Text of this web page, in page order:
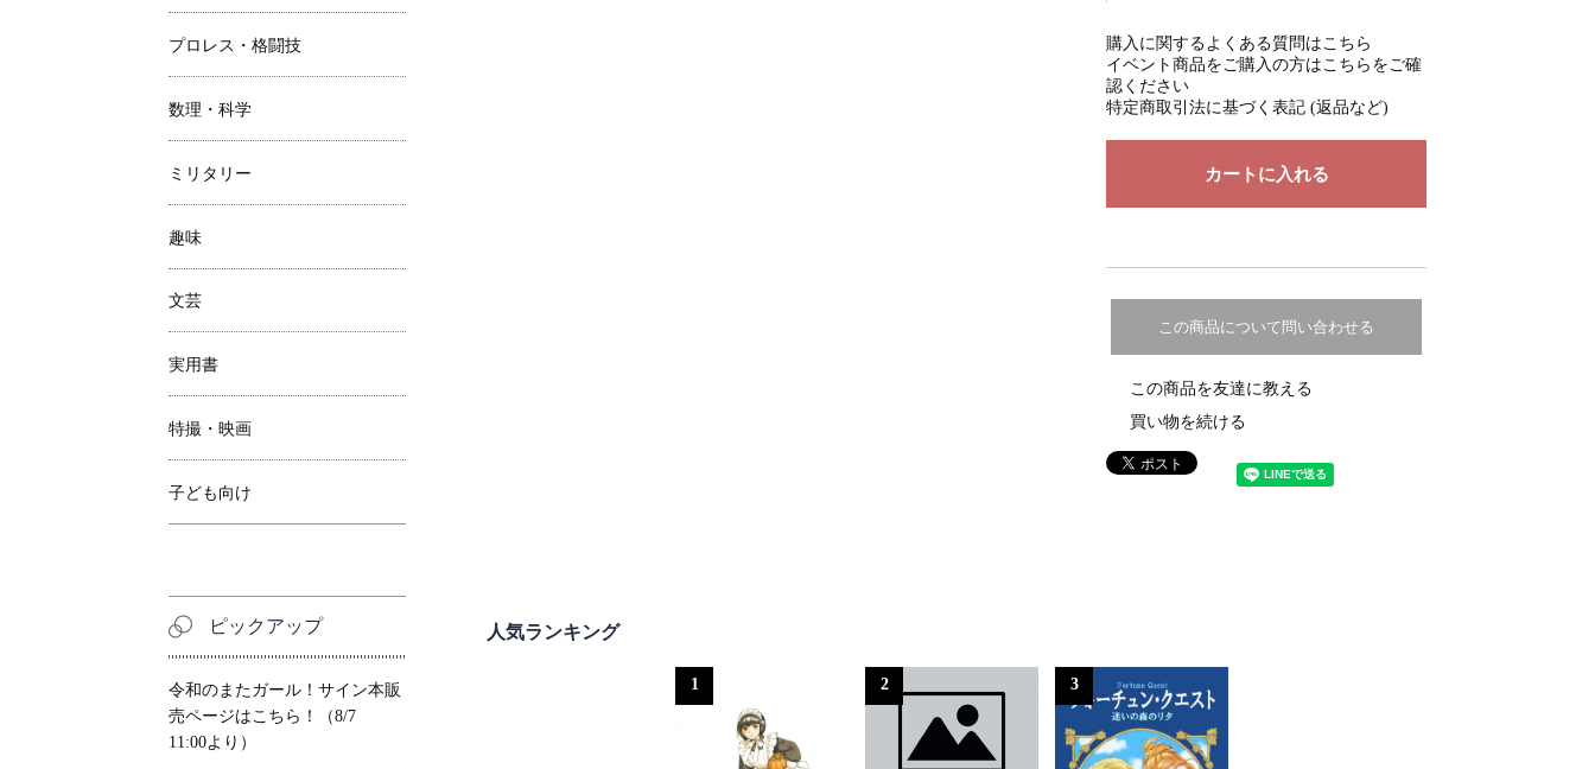
購入に関するよくある質問はこちら
イベント商品をご購入の方はこちらをご確
認ください
特定商取引法に基づく表記 (返品など)
この商品について問い合わせる
この商品を友達に教える
買い物を続ける
人気ランキング
1 2 3
プロレス・格闘技
数理・科学
ミリタリー
趣味
文芸
実用書
特撮・映画
子ども向け
ピックアップ
令和のまたガール！サイン本販
売ページはこちら！（8/7
11:00より）